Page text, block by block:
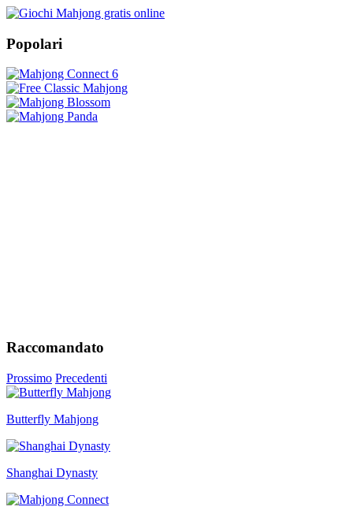
Popolari
Raccomandato
Prossimo Precedenti
Butterfly Mahjong
Shanghai Dynasty